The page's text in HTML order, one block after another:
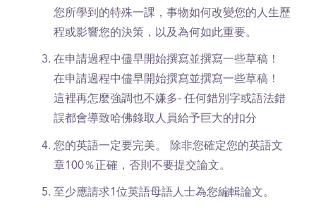
您所學到的特殊一課，事物如何改變您的人生歷
程或影響您的決策，以及為何如此重要。
在申請過程中儘早開始撰寫並撰寫一些草稿！
在申請過程中儘早開始撰寫並撰寫一些草稿！
這裡再怎麼強調也不嫌多- 任何錯別字或語法錯
誤都會導致哈佛錄取人員給予巨大的扣分
您的英語一定要完美。
除非您確定您的英語文
章100％正確，否則不要提交論文。
至少應請求1位英語母語人士為您編輯論文。